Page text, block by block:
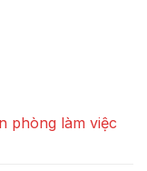
phòng làm việc